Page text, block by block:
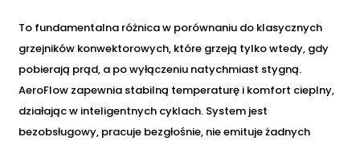
To fundamentalna różnica w porównaniu do klasycznych
grzejników konwektorowych, które grzeją tylko wtedy, gdy
pobierają prąd, a po wyłączeniu natychmiast stygną.
AeroFlow zapewnia stabilną temperaturę i komfort cieplny,
działając w inteligentnych cyklach. System jest
bezobsługowy, pracuje bezgłośnie, nie emituje żadnych